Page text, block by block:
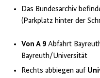
Das Bundesarchiv
(Parkplatz hinter der
Von A 9 Abfahrt
Bayreuth/Universität
Rechts abbiegen auf